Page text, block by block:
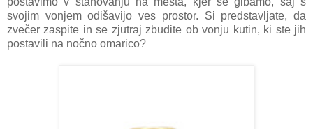
svojim vonjem odišavijo ves prostor. Si predstavljate, da
zvečer zaspite in se zjutraj zbudite ob vonju kutin, ki ste jih
postavili na nočno omarico?